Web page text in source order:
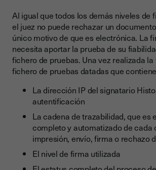
Al igual que todos los demás niveles de
el juez no puede rechazar un
único motivo de que es electrónica. La
necesita aportar la prueba de su
fichero de pruebas. Una vez realizada
fichero de pruebas datadas que
La dirección IP del signatario
autentificación
La cadena de trazabilidad, que es
completo y automatizado de cada
impresión, envío, firma o rechazo
El nivel de firma utilizada